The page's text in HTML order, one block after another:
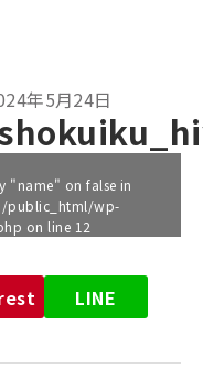
年5月24日
"name" on false in
public_html/wp-
on line 12
LINE